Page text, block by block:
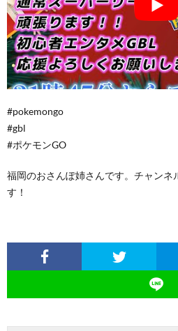
#pokemongo
#gbl
#ポケモンGO
福岡のおさんぽ姉さんです。チャンネ
す！